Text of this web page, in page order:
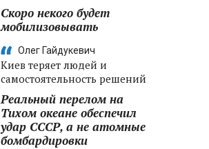
Скоро некого будет
мобилизовывать
Олег Гайдукевич
Киев теряет людей и
самостоятельность решений
Реальный перелом на
Тихом океане обеспечил
удар СССР, а не атомные
бомбардировки